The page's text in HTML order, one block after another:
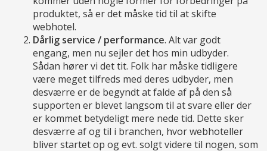
produktet, så er det måske tid til at skifte
webhotel.
Dårlig service / performance. Alt var godt
engang, men nu sejler det hos min udbyder.
Sådan hører vi det tit. Folk har måske tidligere
være meget tilfreds med deres udbyder, men
desværre er de begyndt at falde af på den så
supporten er blevet langsom til at svare eller der
er kommet betydeligt mere nede tid. Dette sker
desværre af og til i branchen, hvor webhoteller
bliver startet op og evt. solgt videre til nogen, som